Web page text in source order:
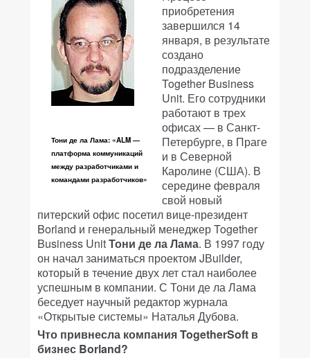
Тони де ла Лама: «ALM —
платформа коммуникаций
между разработчиками и
командами разработчиков»
приобретения
завершился 14
января, в результате
создано
подразделение
Together Business
Unit. Его сотрудники
работают в трех
офисах — в Санкт-
Петербурге, в Праге
и в Северной
Каролине (США). В
середине февраля
свой новый
питерский офис посетил вице-президент
Borland и генеральный менеджер Together
Business UnitТони де ла Лама. В 1997 году
он начал заниматься проектом JВuilder,
который в течение двух лет стал наиболее
успешным в компании. С Тони де ла Лама
беседует научный редактор журнала
«Открытые системы» Наталья Дубова.
Что привнесла компания TogetherSoft в
бизнес Borland?